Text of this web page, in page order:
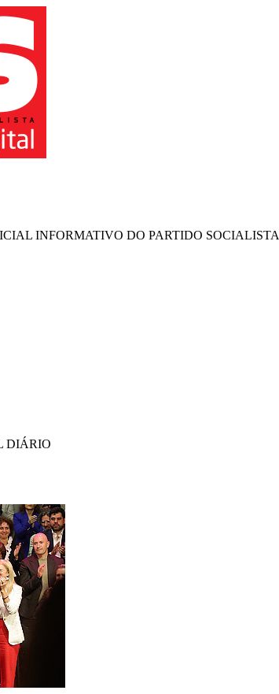
INFORMATIVO DO PARTIDO SOCIALISTA
DIÁRIO